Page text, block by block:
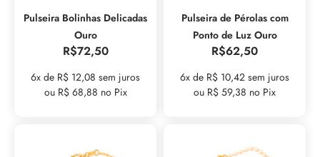
Pulseira Bolinhas Delicadas
Ouro
R$72,50
6x de R$ 12,08 sem juros
ou R$ 68,88 no Pix
Pulseira de Pérolas com
Ponto de Luz Ouro
R$62,50
6x de R$ 10,42 sem juros
ou R$ 59,38 no Pix